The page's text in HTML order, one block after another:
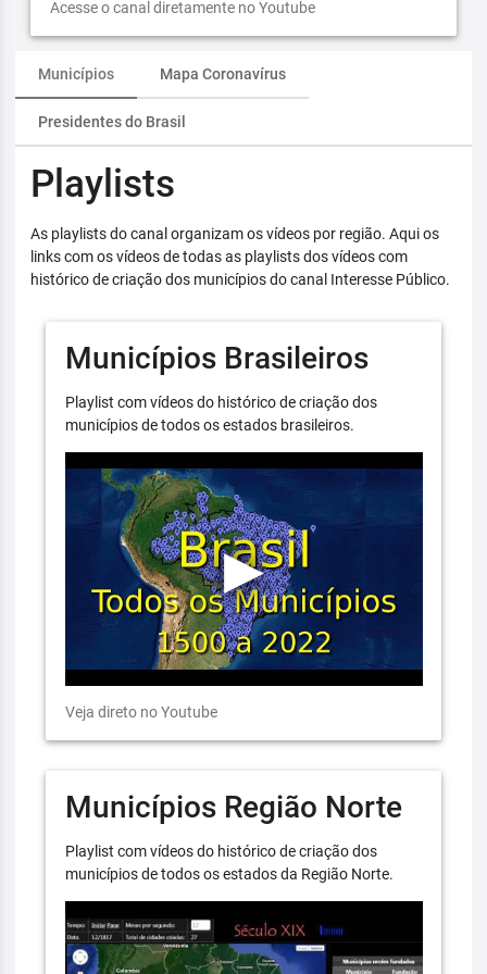
Acesse o canal diretamente no Youtube
Municípios Mapa Coronavírus
Presidentes do Brasil
Playlists
As playlists do canal organizam os vídeos por região. Aqui os
links com os vídeos de todas as playlists dos vídeos com
histórico de criação dos municípios do canal Interesse Público.
Municípios Brasileiros
Playlist com vídeos do histórico de criação dos
municípios de todos os estados brasileiros.
Veja direto no Youtube
Municípios Região Norte
Playlist com vídeos do histórico de criação dos
municípios de todos os estados da Região Norte.